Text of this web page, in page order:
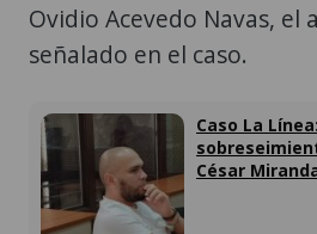
Ovidio Acevedo Navas, el
señalado en el caso.
Caso La
César